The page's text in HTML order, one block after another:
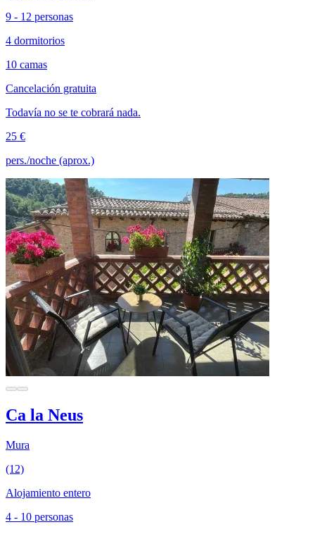
9 - 12 personas
4 dormitorios
10 camas
Cancelación gratuita
Todavía no se te cobrará nada.
25 €
pers./noche (aprox.)
Ca la Neus
Mura
(12)
Alojamiento entero
4 - 10 personas